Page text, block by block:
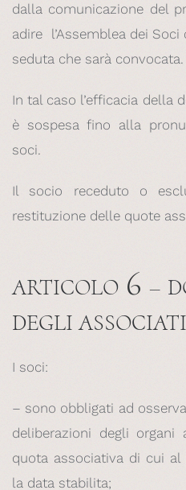
dalla comunicazione del
adire l’Assemblea dei
seduta che sarà convocata.
In tal caso l’efficacia della
è sospesa fino alla
soci.
Il socio receduto o
restituzione delle quote
ARTICOLO 6 –
DEGLI ASSOCIATI
I soci:
– sono obbligati ad
deliberazioni degli
quota associativa di cui
la data stabilita;